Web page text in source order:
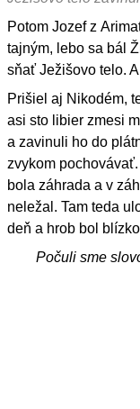
Potom Jozef z
tajným, lebo sa bál
sňať Ježišovo telo.
Prišiel aj Nikodém,
asi sto libier zmesi
a zavinuli ho do
zvykom
bola záhrada a v
neležal. Tam teda
deň a hrob bol
Počuli sme